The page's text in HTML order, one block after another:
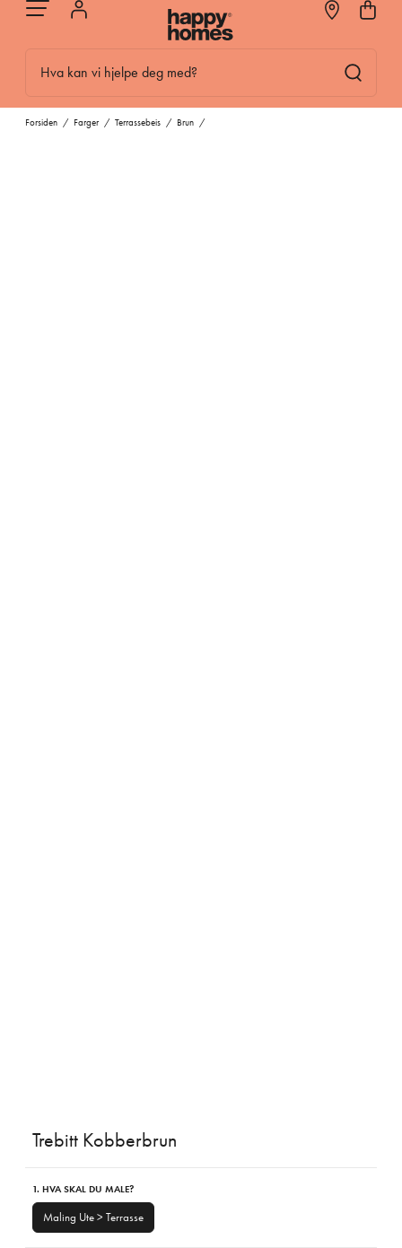
Hva kan vi hjelpe deg med?
Forsiden / Farger / Terrassebeis / Brun /
Trebitt Kobberbrun
1. HVA SKAL DU MALE?
Maling Ute > Terrasse